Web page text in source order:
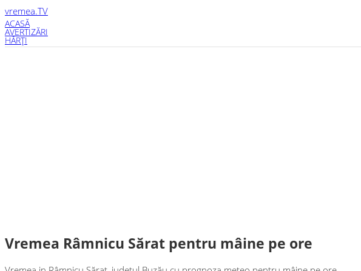
vremea.TV
ACASĂ
AVERTIZĂRI
HĂRŢI
Vremea Râmnicu Sărat pentru mâine pe ore